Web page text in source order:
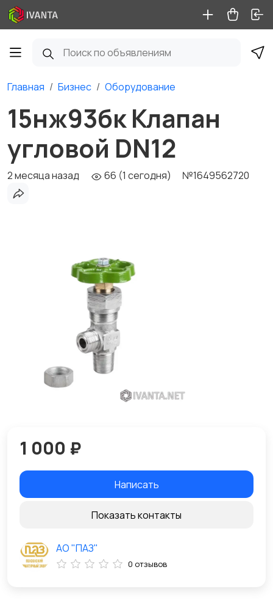
Главная Бизнес Оборудование
15нж93бк Клапан
угловой DN12
2 месяца назад 66 (1 сегодня) №1649562720
1 000 ₽
Написать
Показать контакты
АО "ПАЗ"
0 отзывов